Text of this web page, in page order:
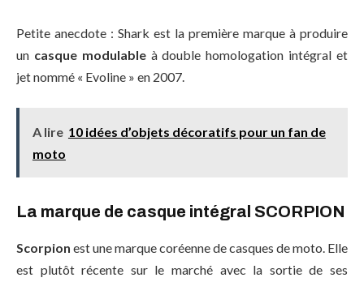
Petite anecdote : Shark est la première marque à produire
un casque modulable à double homologation intégral et
jet nommé « Evoline » en 2007.
A lire 10 idées d’objets décoratifs pour un fan de
moto
La marque de casque intégral SCORPION
Scorpion est une marque coréenne de casques de moto. Elle
est plutôt récente sur le marché avec la sortie de ses